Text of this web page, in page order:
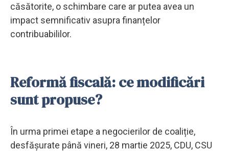
căsătorite, o schimbare care ar putea avea un
impact semnificativ asupra finanțelor
contribuabililor.
Reformă fiscală: ce modificări
sunt propuse?
În urma primei etape a negocierilor de coaliție,
desfășurate până vineri, 28 martie 2025, CDU, CSU